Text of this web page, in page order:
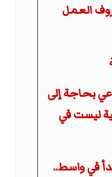
العمل
بحاجة إلى
ليست في
في واسط..